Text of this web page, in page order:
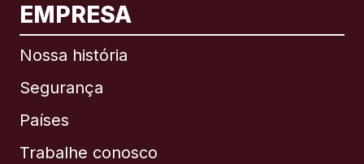
EMPRESA
Nossa história
Segurança
Países
Trabalhe conosco